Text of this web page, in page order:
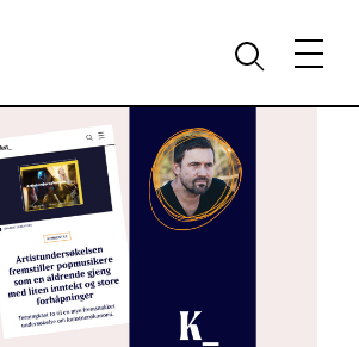
SØKMENY